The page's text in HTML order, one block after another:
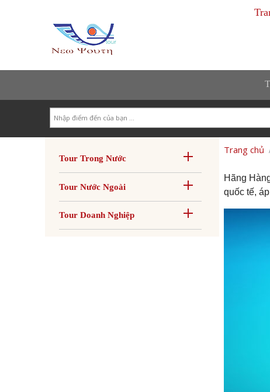
Search
Tour Trong Nước
Tour Nước Ngoài
Tour Doanh Nghiệp
Trang chủ
Hãng
quốc tế,